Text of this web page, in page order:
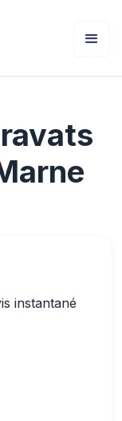
instantané